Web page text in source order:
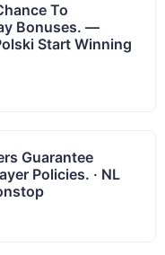
To
Bonuses. —
Start Winning
Guarantee
Policies. · NL